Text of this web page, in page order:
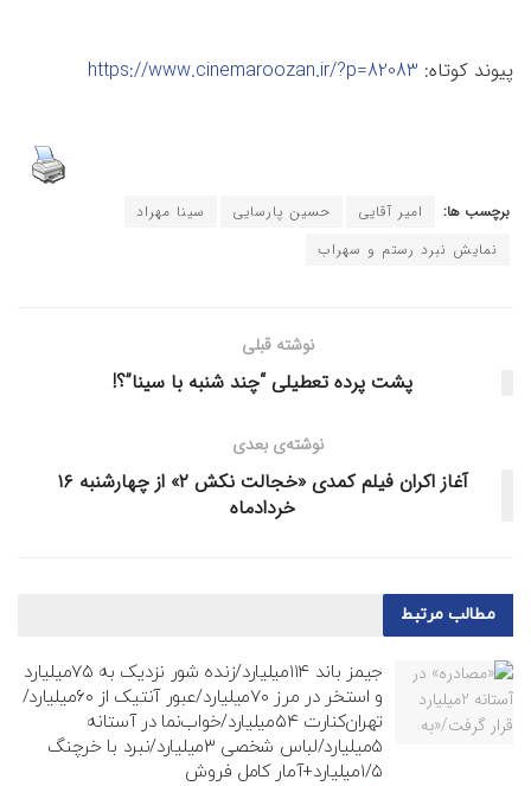
پیوند کوتاه: https://www.cinemaroozan.ir/?p=82083
برچسب ها: امیر آقایی حسین پارسایی
سینا مهراد
نمایش نبرد رستم و سهراب
نوشته قبلی
پشت پرده تعطیلی “چند شنبه با سینا”؟!
نوشته‌ی بعدی
آغاز اکران فیلم کمدی «خجالت نکش ۲» از چهارشنبه ۱۶
خردادماه
مطالب مرتبط
جیمز باند ۱۱۴میلیارد/زنده شور نزدیک به ۷۵میلیارد
و استخر در مرز ۷۰میلیارد/عبور آنتیک از ۶۰میلیارد/
تهران‌کنارت ۵۴میلیارد/خواب‌نما در آستانه
۵میلیارد/لباس شخصی ۳میلیارد/نبرد با خرچنگ
۱/۵میلیارد+آمار کامل فروش